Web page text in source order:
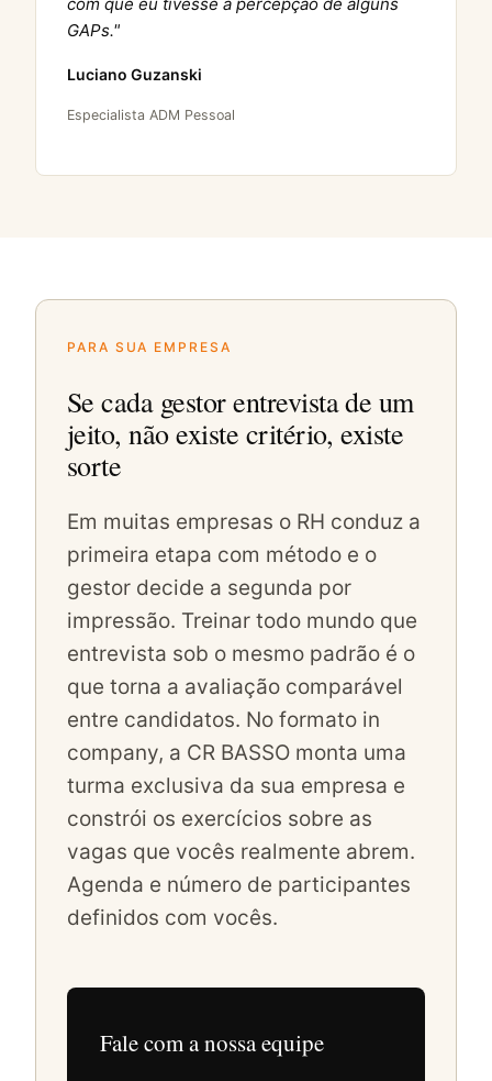
GAPs."
Luciano Guzanski
Especialista ADM Pessoal
PARA SUA EMPRESA
Se cada gestor entrevista de um
jeito, não existe critério, existe
sorte
Em muitas empresas o RH conduz a
primeira etapa com método e o
gestor decide a segunda por
impressão. Treinar todo mundo que
entrevista sob o mesmo padrão é o
que torna a avaliação comparável
entre candidatos. No formato in
company, a CR BASSO monta uma
turma exclusiva da sua empresa e
constrói os exercícios sobre as
vagas que vocês realmente abrem.
Agenda e número de participantes
definidos com vocês.
Fale com a nossa equipe